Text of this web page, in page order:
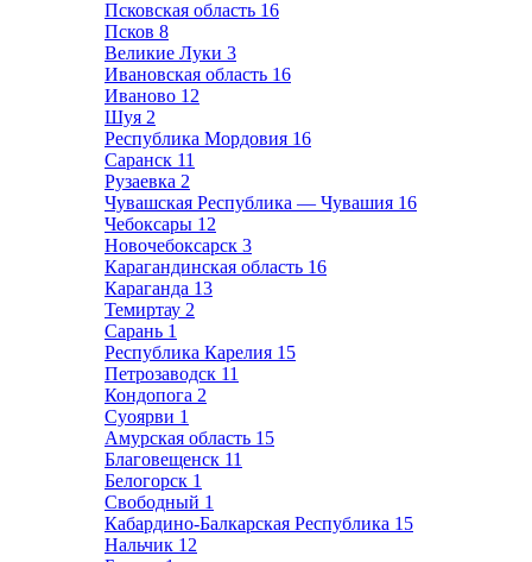
Псковская область 16
Псков 8
Великие Луки 3
Ивановская область 16
Иваново 12
Шуя 2
Республика Мордовия 16
Саранск 11
Рузаевка 2
Чувашская Республика — Чувашия 16
Чебоксары 12
Новочебоксарск 3
Карагандинская область 16
Караганда 13
Темиртау 2
Сарань 1
Республика Карелия 15
Петрозаводск 11
Кондопога 2
Суоярви 1
Амурская область 15
Благовещенск 11
Белогорск 1
Свободный 1
Кабардино-Балкарская Республика 15
Нальчик 12